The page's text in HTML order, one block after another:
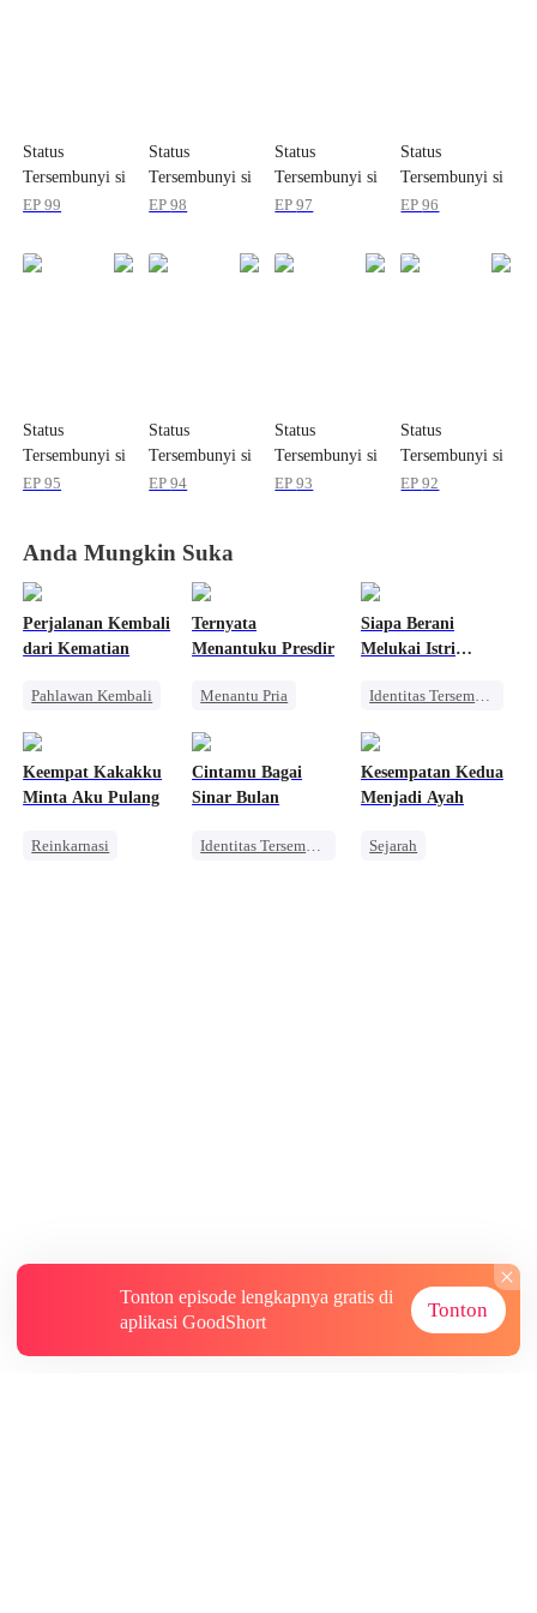
Status
Tersembunyi si
Kurir Kaya
EP99
Status
Tersembunyi si
Kurir Kaya
EP98
Status
Tersembunyi si
Kurir Kaya
EP97
Status
Tersembunyi si
Kurir Kaya
EP96
Status
Tersembunyi si
Kurir Kaya
EP95
Status
Tersembunyi si
Kurir Kaya
EP94
Status
Tersembunyi si
Kurir Kaya
EP93
Status
Tersembunyi si
Kurir Kaya
EP92
Anda Mungkin Suka
Perjalanan Kembali
dari Kematian
Pahlawan Kembali
Dominan
Ternyata
Menantuku Presdir
Menantu Pria
Pahlawan Kembali
Siapa Berani
Melukai Istri
Identitas Tersembunyi
Keempat Kakakku
Minta Aku Pulang
Reinkarnasi
Cintamu Bagai
Sinar Bulan
Identitas Tersembunyi
Kesempatan Kedua
Menjadi Ayah
Sejarah
Tonton episode lengkapnya gratis di
aplikasi GoodShort
Tonton